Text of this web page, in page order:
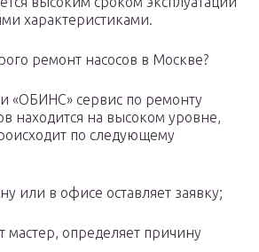
характеристиками.
ремонт насосов в Москве?
«ОБИНС» сервис по ремонту
находится на высоком уровне,
по следующему
или в офисе оставляет заявку;
мастер, определяет причину